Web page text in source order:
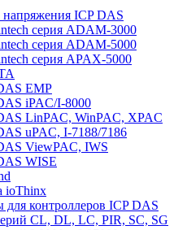
ICP DAS
серия ADAM-3000
серия ADAM-5000
серия APAX-5000
EMP
iPAC/I-8000
LinPAC, WinPAC, XPAC
uPAC, I-7188/7186
ViewPAC, IWS
WISE
ioThinx
контроллеров ICP DAS
CL, DL, LC, PIR, SC, SG